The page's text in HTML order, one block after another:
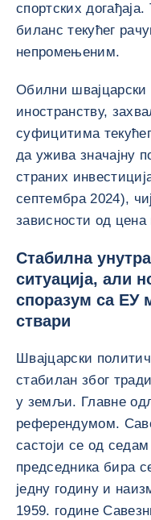
спортских
биланс текућег
непромењеним.
Обилни
иностранству,
суфицитима
да ужива значајну
страних
септембра 2024),
зависности од
Стабилна
ситуација, али
споразум са ЕУ
ствари
Швајцарски
стабилан због
у земљи. Главне
референдумом.
састоји се од
председника бира
једну годину и
1959. године